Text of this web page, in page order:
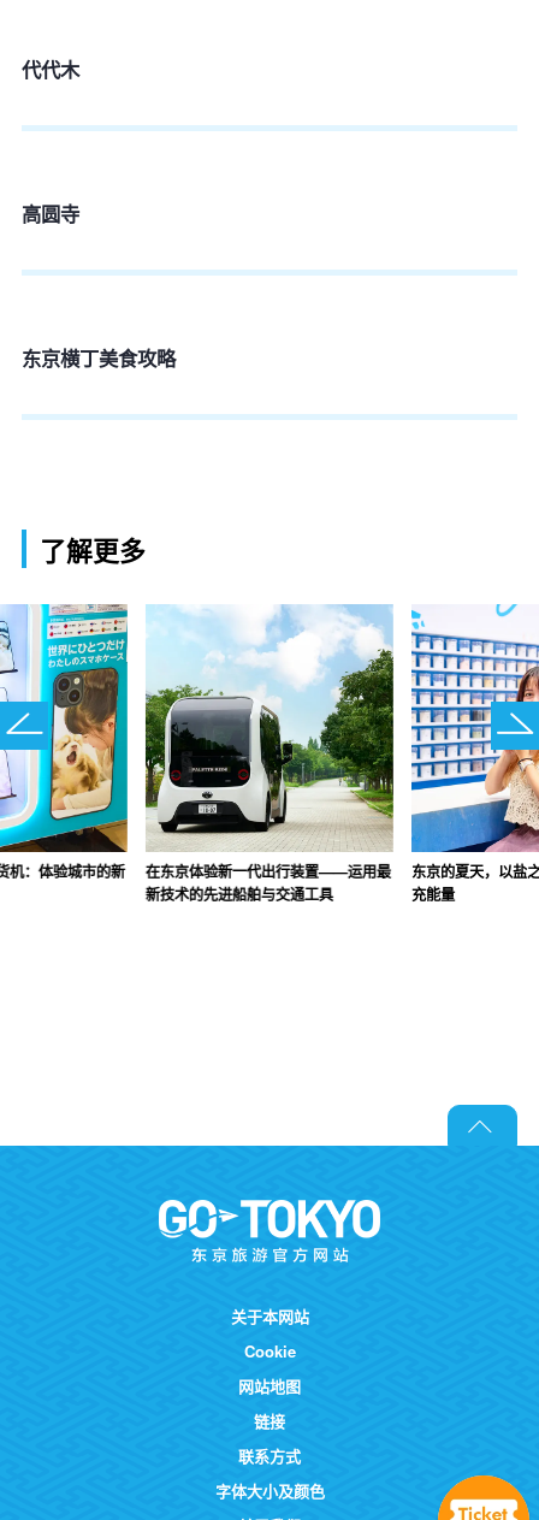
代代木
高圆寺
东京横丁美食攻略
了解更多
机：体验城市的新
在东京体验新一代出行装置——运用最
新技术的先进船舶与交通工具
东京的夏天，以盐
充能量
关于本网站
Cookie
网站地图
链接
联系方式
字体大小及颜色